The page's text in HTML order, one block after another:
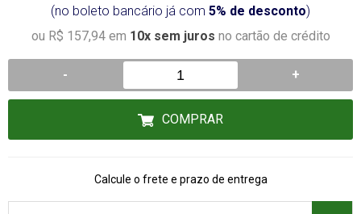
(no boleto bancário já com 5% de desconto)
ou R$ 157,94 em 10x sem juros no cartão de crédito
- +
COMPRAR
Calcule o frete e prazo de entrega